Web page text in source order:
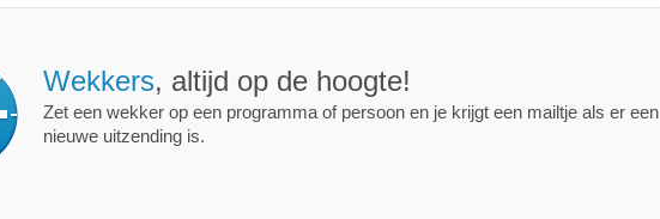
Wekkers, altijd op de hoogte!
Zet een wekker op een programma of persoon en je krijgt een mailtje als er een
nieuwe uitzending is.